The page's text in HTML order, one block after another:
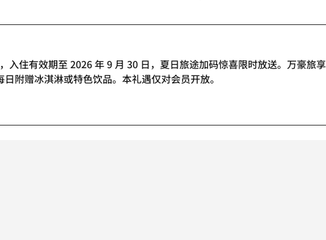
入住有效期至 2026 年 9 月 30 日，夏日旅途加码惊喜限时放送。万豪旅
附赠冰淇淋或特色饮品。本礼遇仅对会员开放。